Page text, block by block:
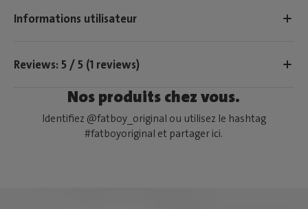
Informations utilisateur
Reviews: 5 / 5 (1 reviews)
Nos produits chez vous.
Identifiez @fatboy_original ou utilisez le hashtag
#fatboyoriginal et partager ici.